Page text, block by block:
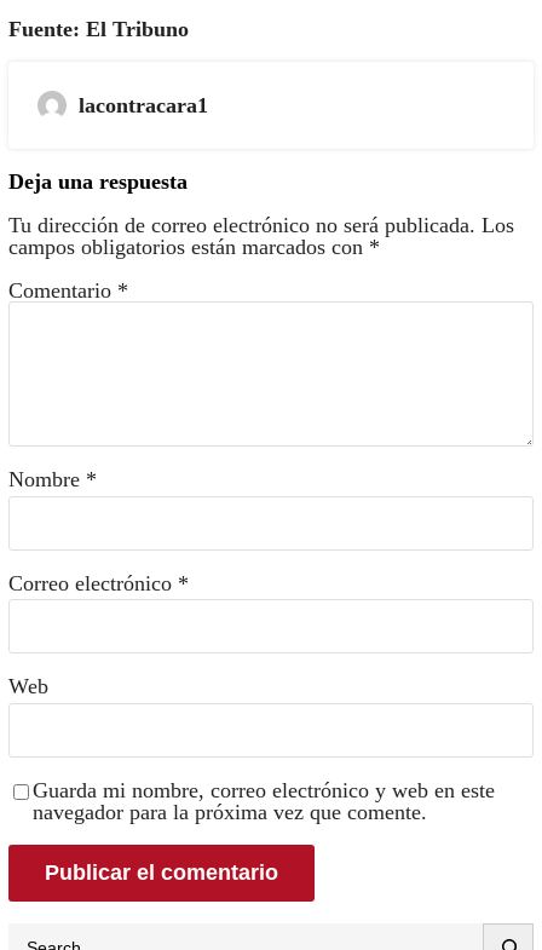
Fuente: El Tribuno
lacontracara1
Deja una respuesta
Tu dirección de correo electrónico no será publicada. Los
campos obligatorios están marcados con *
Comentario *
Nombre *
Correo electrónico *
Web
Guarda mi nombre, correo electrónico y web en este
navegador para la próxima vez que comente.